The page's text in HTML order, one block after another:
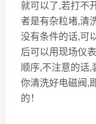
就可以了,若打不
者是有杂粒堵,清
没有条件的话,可
后可以用现场仪
顺序,不注意的话,
你清洗好电磁阀,
的！